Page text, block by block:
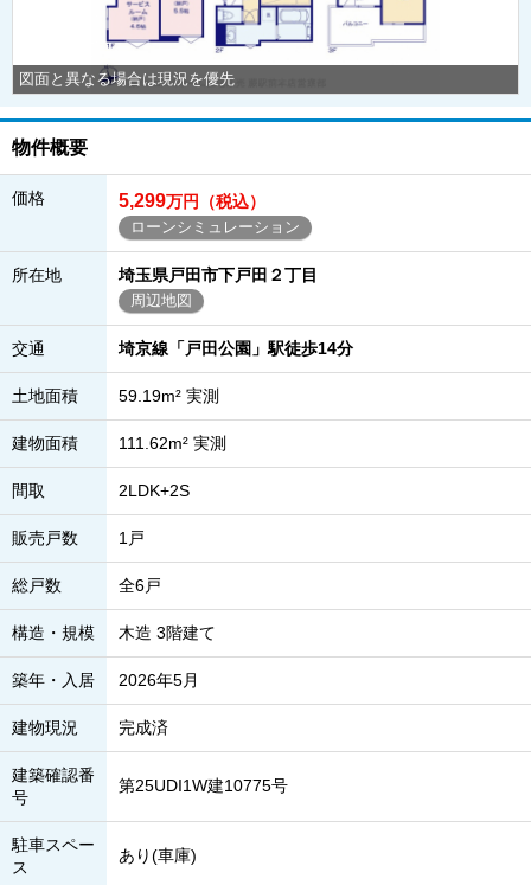
図面と異なる場合は現況を優先
物件概要
価格 5,299万円（税込）
ローンシミュレーション
所在地 埼玉県戸田市下戸田２丁目
周辺地図
交通 埼京線「戸田公園」駅徒歩14分
土地面積 59.19m² 実測
建物面積 111.62m² 実測
間取 2LDK+2S
販売戸数 1戸
総戸数 全6戸
構造・規模 木造 3階建て
築年・入居 2026年5月
建物現況 完成済
建築確認番
号
第25UDI1W建10775号
駐車スペー
ス
あり(車庫)